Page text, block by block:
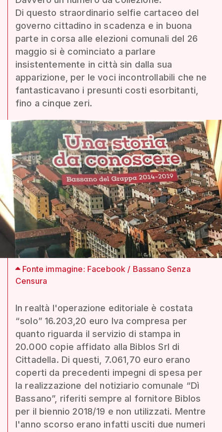
Di questo straordinario selfie cartaceo del
governo cittadino in scadenza e in buona
parte in corsa alle elezioni comunali del 26
maggio si è cominciato a parlare
insistentemente in città sin dalla sua
apparizione, per le voci incontrollabili che ne
fantasticavano i presunti costi esorbitanti,
fino a cinque zeri.
Fonte immagine: Facebook / Bassano Senza
Censura
In realtà l'operazione editoriale è costata
“solo” 16.203,20 euro Iva compresa per
quanto riguarda il servizio di stampa in
20.000 copie affidato alla Biblos Srl di
Cittadella. Di questi, 7.061,70 euro erano
coperti da precedenti impegni di spesa per
la realizzazione del notiziario comunale “Dì
Bassano”, riferiti sempre al fornitore Biblos
per il biennio 2018/19 e non utilizzati. Mentre
l'anno scorso erano infatti usciti due numeri